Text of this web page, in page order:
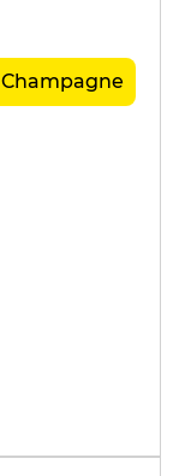
Champagne